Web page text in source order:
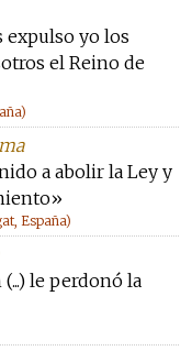
expulso yo los
el Reino de
a abolir la Ley y
España)
le perdonó la